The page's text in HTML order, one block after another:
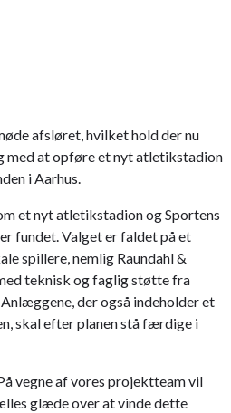
afsløret, hvilket hold der nu
med at opføre et nyt atletikstadion
i Aarhus.
et nyt atletikstadion og Sportens
fundet. Valget er faldet på et
spillere, nemlig Raundahl &
teknisk og faglig støtte fra
der også indeholder et
skal efter planen stå færdige i
vegne af vores projektteam vil
glæde over at vinde dette